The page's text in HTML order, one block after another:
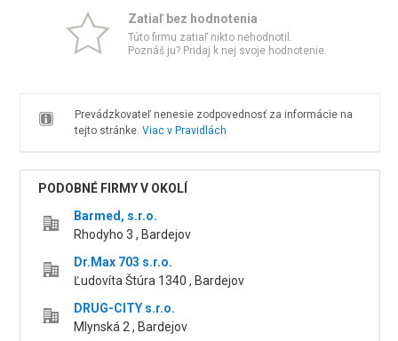
Zatiaľ bez hodnotenia
Túto firmu zatiaľ nikto nehodnotil.
Poznáš ju? Pridaj k nej svoje hodnotenie.
Prevádzkovateľ nenesie zodpovednosť za informácie na
tejto stránke. Viac v Pravidlách
PODOBNÉ FIRMY V OKOLÍ
Barmed, s.r.o.
Rhodyho 3 , Bardejov
Dr.Max 703 s.r.o.
Ľudovíta Štúra 1340 , Bardejov
DRUG-CITY s.r.o.
Mlynská 2 , Bardejov